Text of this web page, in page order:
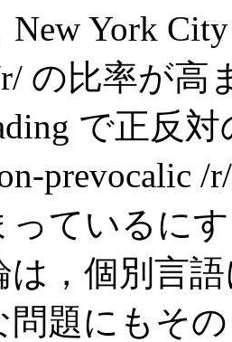
York
r/ の比率が
で正反
prevocalic
っているに
，個別言
問題にもそ